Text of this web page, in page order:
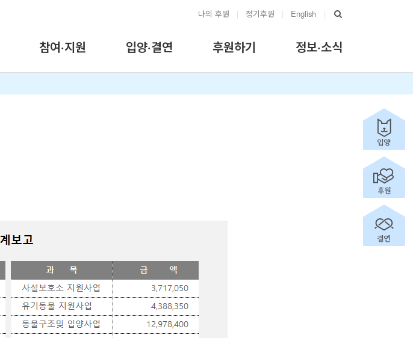
나의 후원 | 정기후원 | English |
참여·지원 입양·결연 후원하기 정보·소식